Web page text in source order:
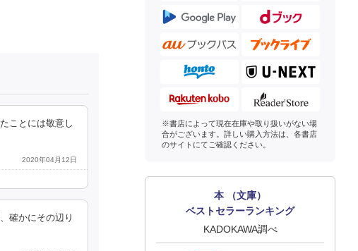
ことには敬意し
2020年04月12日
確かにその辺り
※書店によって現在在庫や取り扱いがない場
合がございます。詳しい購入方法は、各書店
のサイトにてご確認ください。
本 （文庫）
ベストセラーランキング
KADOKAWA調べ